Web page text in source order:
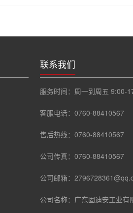
联系我们
服务时间：周一到周五 9:00-
客服电话：0760-88410567
售后热线：0760-88410567
公司传真：0760-88410567
公司邮箱：
公司名称：广东固迪安工业有